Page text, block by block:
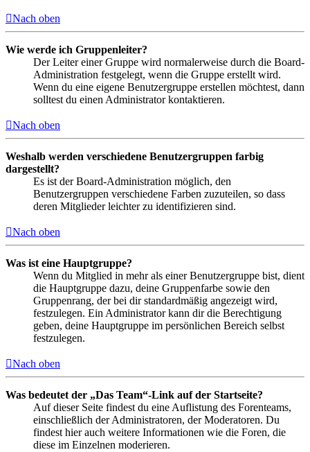
Nach oben
Wie werde ich Gruppenleiter?
Der Leiter einer Gruppe wird normalerweise durch die Board-
Administration festgelegt, wenn die Gruppe erstellt wird.
Wenn du eine eigene Benutzergruppe erstellen möchtest, dann
solltest du einen Administrator kontaktieren.
Nach oben
Weshalb werden verschiedene Benutzergruppen farbig
dargestellt?
Es ist der Board-Administration möglich, den
Benutzergruppen verschiedene Farben zuzuteilen, so dass
deren Mitglieder leichter zu identifizieren sind.
Nach oben
Was ist eine Hauptgruppe?
Wenn du Mitglied in mehr als einer Benutzergruppe bist, dient
die Hauptgruppe dazu, deine Gruppenfarbe sowie den
Gruppenrang, der bei dir standardmäßig angezeigt wird,
festzulegen. Ein Administrator kann dir die Berechtigung
geben, deine Hauptgruppe im persönlichen Bereich selbst
festzulegen.
Nach oben
Was bedeutet der „Das Team“-Link auf der Startseite?
Auf dieser Seite findest du eine Auflistung des Forenteams,
einschließlich der Administratoren, der Moderatoren. Du
findest hier auch weitere Informationen wie die Foren, die
diese im Einzelnen moderieren.